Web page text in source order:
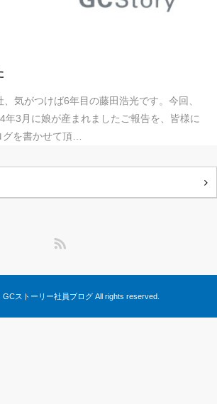
気がつけば6年目の藤田浩光です。今回、
年3月に娘が産まれましたご報告を、皆様に
を書かせて頂…
GCストーリー社員ブログAll rights reserved.